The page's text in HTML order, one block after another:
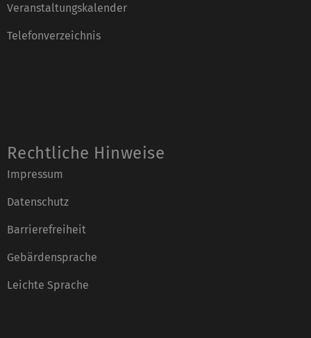
Veranstaltungskalender
Telefonverzeichnis
Rechtliche Hinweise
Impressum
Datenschutz
Barrierefreiheit
Gebärdensprache
Leichte Sprache